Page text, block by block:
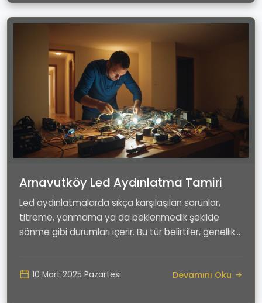
Arnavutköy Led Aydınlatma Tamiri
Led aydınlatmalarda sıkça karşılaşılan sorunlar,
titreme, yanmama ya da beklenmedik şekilde
sönme gibi durumları içerir. Bu tür belirtiler, genellik...
10 Mart 2025 Pazartesi Devamını Oku